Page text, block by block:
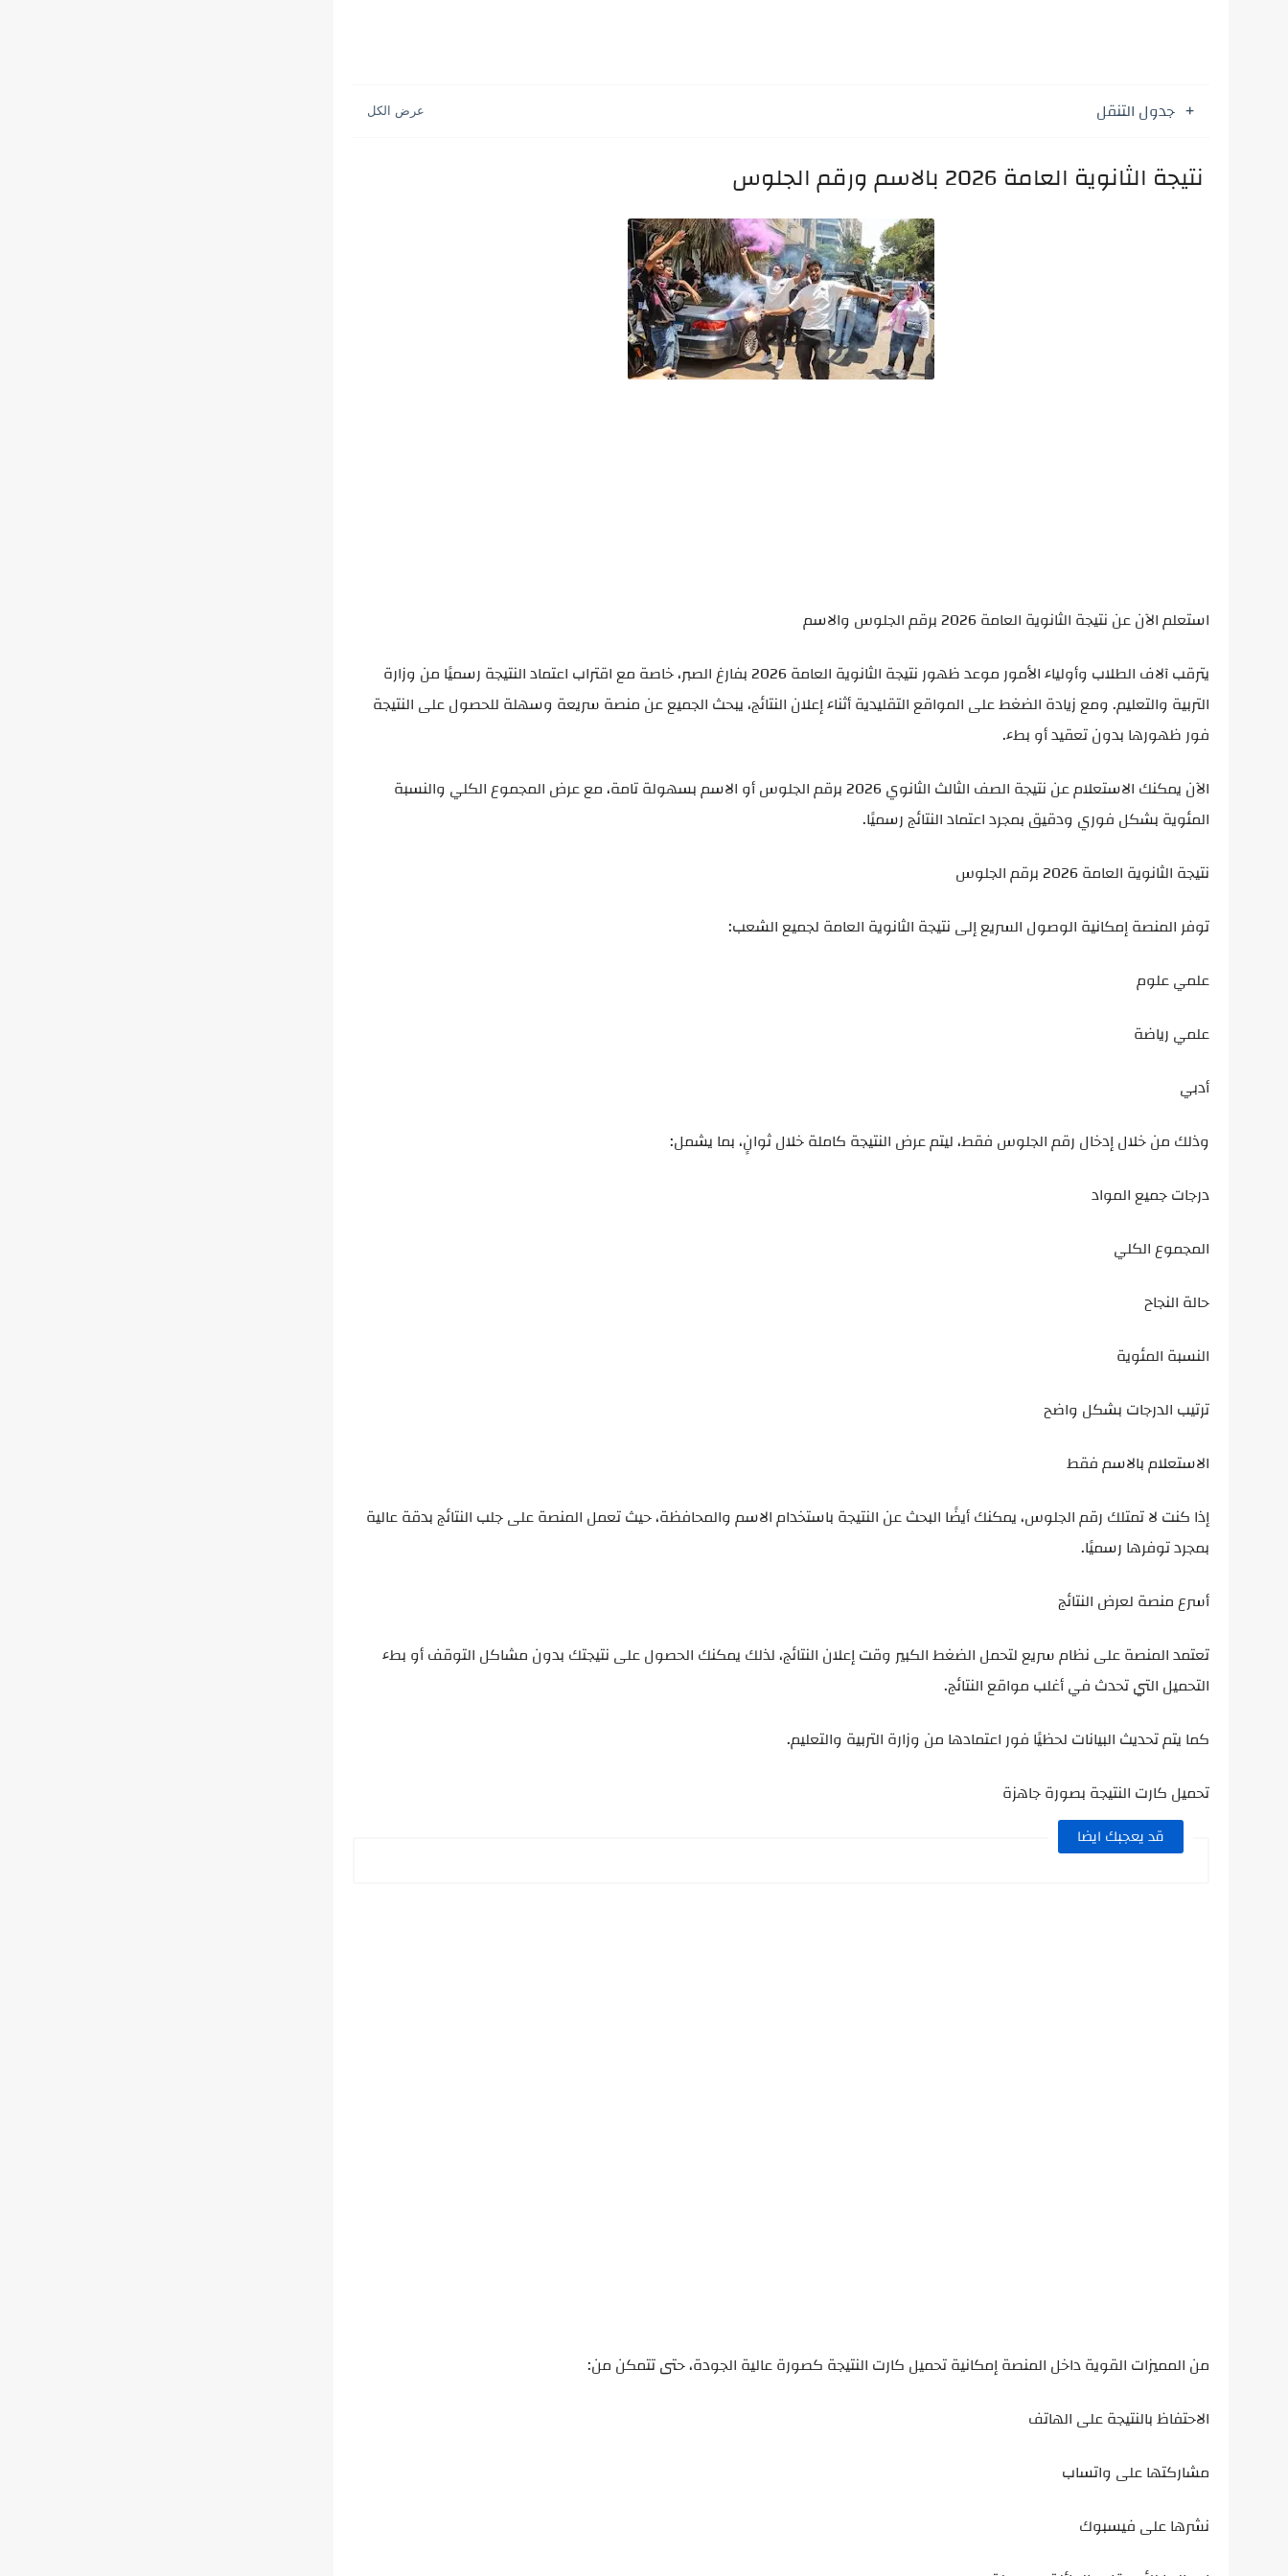
جدول التنقل
نتيجة الثانوية العامة 2026 بالاسم ورقم الجلوس
استعلم الآن عن نتيجة الثانوية العامة 2026 برقم الجلوس والاسم
يترقب آلاف الطلاب وأولياء الأمور موعد ظهور نتيجة الثانوية العامة 2026 بفارغ الصبر، خاصة مع اقتراب اعتماد النتيجة رسميًا من وزارة
التربية والتعليم. ومع زيادة الضغط على المواقع التقليدية أثناء إعلان النتائج، يبحث الجميع عن منصة سريعة وسهلة للحصول على النتيجة
فور ظهورها بدون تعقيد أو بطء.
الآن يمكنك الاستعلام عن نتيجة الصف الثالث الثانوي 2026 برقم الجلوس أو الاسم بسهولة تامة، مع عرض المجموع الكلي والنسبة
المئوية بشكل فوري ودقيق بمجرد اعتماد النتائج رسميًا.
نتيجة الثانوية العامة 2026 برقم الجلوس
توفر المنصة إمكانية الوصول السريع إلى نتيجة الثانوية العامة لجميع الشعب:
علمي علوم
علمي رياضة
أدبي
وذلك من خلال إدخال رقم الجلوس فقط، ليتم عرض النتيجة كاملة خلال ثوانٍ، بما يشمل:
درجات جميع المواد
المجموع الكلي
حالة النجاح
النسبة المئوية
ترتيب الدرجات بشكل واضح
الاستعلام بالاسم فقط
إذا كنت لا تمتلك رقم الجلوس، يمكنك أيضًا البحث عن النتيجة باستخدام الاسم والمحافظة، حيث تعمل المنصة على جلب النتائج بدقة عالية
بمجرد توفرها رسميًا.
أسرع منصة لعرض النتائج
تعتمد المنصة على نظام سريع لتحمل الضغط الكبير وقت إعلان النتائج، لذلك يمكنك الحصول على نتيجتك بدون مشاكل التوقف أو بطء
التحميل التي تحدث في أغلب مواقع النتائج.
كما يتم تحديث البيانات لحظيًا فور اعتمادها من وزارة التربية والتعليم.
تحميل كارت النتيجة بصورة جاهزة
قد يعجبك ايضا
من المميزات القوية داخل المنصة إمكانية تحميل كارت النتيجة كصورة عالية الجودة، حتى تتمكن من:
الاحتفاظ بالنتيجة على الهاتف
مشاركتها على واتساب
نشرها على فيسبوك